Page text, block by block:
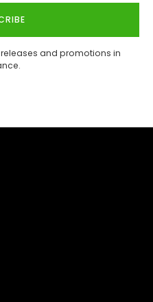
and promotions in